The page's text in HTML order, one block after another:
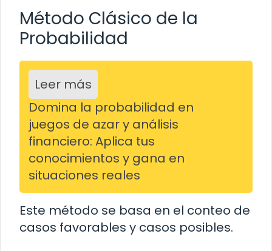
Método Clásico de la
Probabilidad
Leer más
Domina la probabilidad en
juegos de azar y análisis
financiero: Aplica tus
conocimientos y gana en
situaciones reales
Este método se basa en el conteo de
casos favorables y casos posibles.